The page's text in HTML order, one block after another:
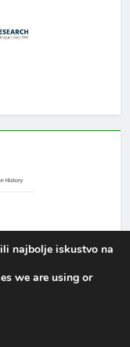
2026. Powered By
najbolje iskustvo na
we are using or